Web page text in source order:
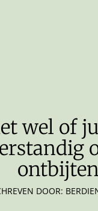
wel of
DOOR: